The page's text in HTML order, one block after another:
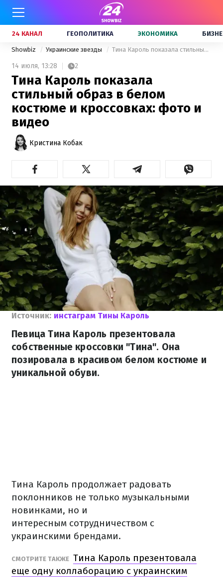
24 КАНАЛ ГЕОПОЛИТИКА ЭКОНОМИКА
Showbiz Украинские звезды Тина Кароль показала стильный образ в белом костюме и кроссовках: фото и видео
14 июля, 13:28 2
Тина Кароль показала
стильный образ в белом
костюме и кроссовках: фото и
видео
Кристина Кобак
Источник: инстаграм Тины Кароль
Певица Тина Кароль презентовала
собственные кроссовки "Тина". Она
позировала в красивом белом костюме и
уникальной обуви.
Тина Кароль продолжает радовать
поклонников не только музыкальными
новинками, но и
интересным сотрудничеством с
украинскими брендами.
СМОТРИТЕ ТАКЖЕ Тина Кароль презентовала
еще одну коллаборацию с украинским